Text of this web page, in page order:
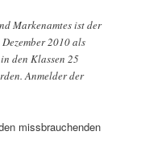
Markenamtes ist der
2010 als
den Klassen 25
Anmelder der
missbrauchenden